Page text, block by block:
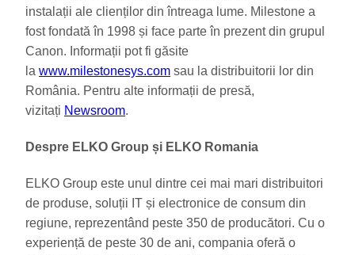
instalații ale clienților din întreaga lume. Milestone a
fost fondată în 1998 și face parte în prezent din grupul
Canon. Informații pot fi găsite
la www.milestonesys.com sau la distribuitorii lor din
România. Pentru alte informații de presă,
vizitați Newsroom.
Despre ELKO Group și ELKO Romania
ELKO Group este unul dintre cei mai mari distribuitori
de produse, soluții IT și electronice de consum din
regiune, reprezentând peste 350 de producători. Cu o
experiență de peste 30 de ani, compania oferă o